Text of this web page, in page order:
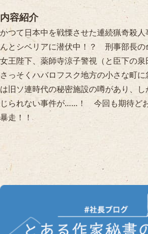
内容紹介
かつて日本中を戦慄させた連続猟奇殺
んとシベリアに潜伏中！？ 刑事部長の
女王陛下、薬師寺涼子警視（と臣下の
さっそくハバロフスク地方の小さな町
は旧ソ連時代の秘密施設の噂があり、
じられない事件が……！ 今回も期待ど
暴走！！